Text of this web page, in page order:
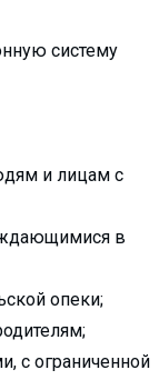
систему
и лицам с
в
опеки;
с ограниченной